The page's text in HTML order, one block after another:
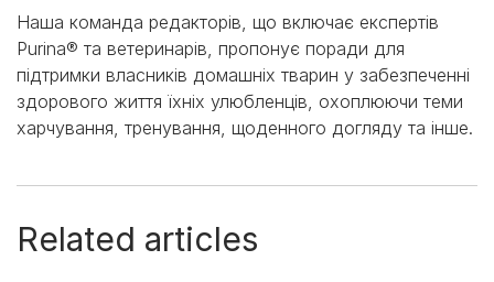
Наша команда редакторів, що включає експертів
Purina® та ветеринарів, пропонує поради для
підтримки власників домашніх тварин у забезпеченні
здорового життя їхніх улюбленців, охоплюючи теми
харчування, тренування, щоденного догляду та інше.
Related articles